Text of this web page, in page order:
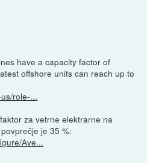
have a capacity factor of
offshore units can reach up to
role-...
za vetrne elektrarne na
je 35 %:
Ave...